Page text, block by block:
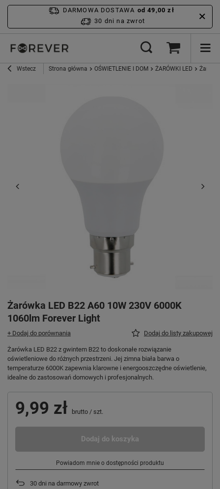
DARMOWA DOSTAWA od 49,00 zł
30 dni na zwrot
Wstecz Strona główna OŚWIETLENIE I DOM ŻARÓWKI LED
Żarówka LED B22 A60 10W 230V 6000K
1060lm Forever Light
+ Dodaj do porównania Dodaj do listy zakupowej
Żarówka LED B22 z gwintem B22 to doskonałe rozwiązanie
oświetleniowe do różnych przestrzeni. Jej zimna biała barwa o
temperaturze 6000K zapewnia klarowne i energooszczędne oświetlenie,
idealne do zastosowań domowych i profesjonalnych.
9,99 zł brutto / szt.
Dodaj do koszyka
Powiadom mnie o dostępności produktu
30 dni na darmowy zwrot